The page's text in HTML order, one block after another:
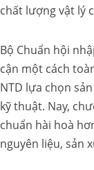
chất lượng vật lý
Bộ Chuẩn hội
cận một cách
NTD lựa chọn
kỹ thuật. Nay,
chuẩn hài hoà
nguyên liệu, sản